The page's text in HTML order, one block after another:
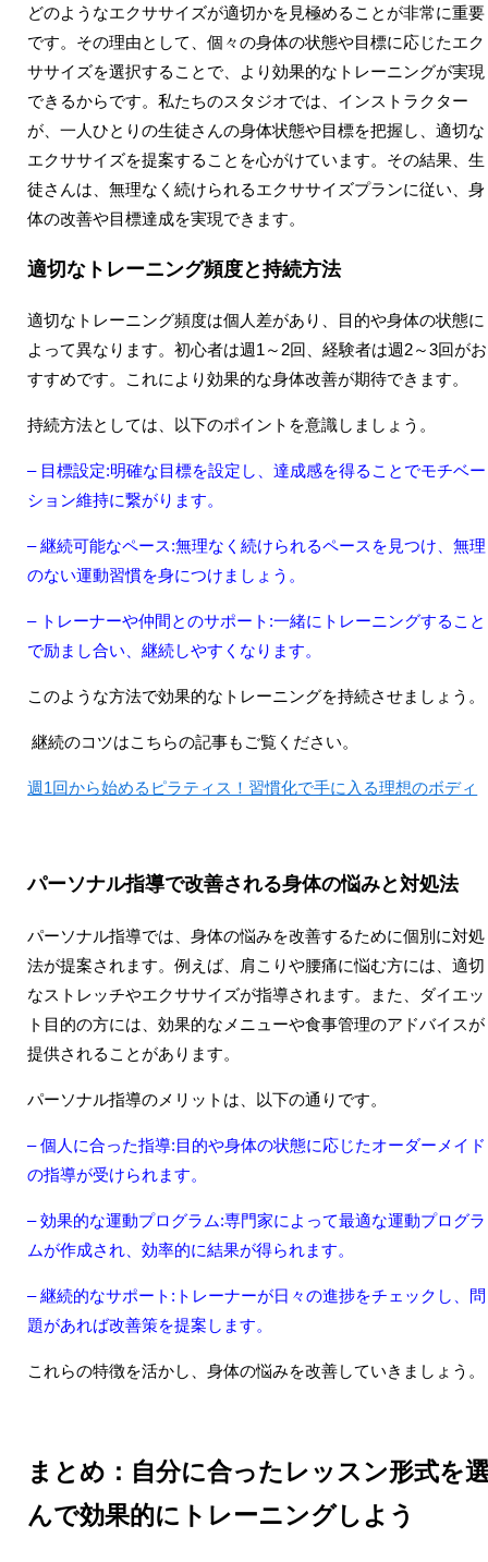
どのようなエクササイズが適切かを見極めることが非常に重要
です。その理由として、個々の身体の状態や目標に応じたエク
ササイズを選択することで、より効果的なトレーニングが実現
できるからです。私たちのスタジオでは、インストラクター
が、一人ひとりの生徒さんの身体状態や目標を把握し、適切な
エクササイズを提案することを心がけています。その結果、生
徒さんは、無理なく続けられるエクササイズプランに従い、身
体の改善や目標達成を実現できます。
適切なトレーニング頻度と持続方法
適切なトレーニング頻度は個人差があり、目的や身体の状態に
よって異なります。初心者は週1～2回、経験者は週2～3回がお
すすめです。これにより効果的な身体改善が期待できます。
持続方法としては、以下のポイントを意識しましょう。
– 目標設定:明確な目標を設定し、達成感を得ることでモチベー
ション維持に繋がります。
– 継続可能なペース:無理なく続けられるペースを見つけ、無理
のない運動習慣を身につけましょう。
– トレーナーや仲間とのサポート:一緒にトレーニングすること
で励まし合い、継続しやすくなります。
このような方法で効果的なトレーニングを持続させましょう。
継続のコツはこちらの記事もご覧ください。
週1回から始めるピラティス！習慣化で手に入る理想のボディ
パーソナル指導で改善される身体の悩みと対処法
パーソナル指導では、身体の悩みを改善するために個別に対処
法が提案されます。例えば、肩こりや腰痛に悩む方には、適切
なストレッチやエクササイズが指導されます。また、ダイエッ
ト目的の方には、効果的なメニューや食事管理のアドバイスが
提供されることがあります。
パーソナル指導のメリットは、以下の通りです。
– 個人に合った指導:目的や身体の状態に応じたオーダーメイド
の指導が受けられます。
– 効果的な運動プログラム:専門家によって最適な運動プログラ
ムが作成され、効率的に結果が得られます。
– 継続的なサポート:トレーナーが日々の進捗をチェックし、問
題があれば改善策を提案します。
これらの特徴を活かし、身体の悩みを改善していきましょう。
まとめ：自分に合ったレッスン形式を
んで効果的にトレーニングしよう